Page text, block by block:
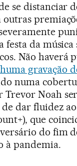
se distanciar
outras
festa da
Não haverá
gravação
numa
Trevor Noah
dar fluidez
que
do fim
à pandemia.